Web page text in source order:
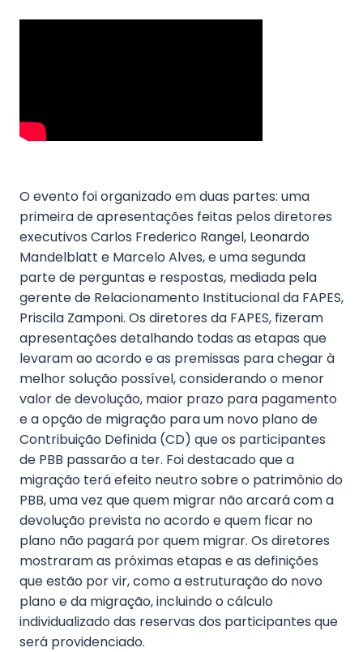
O evento foi organizado em duas partes: uma
primeira de apresentações feitas pelos diretores
executivos Carlos Frederico Rangel, Leonardo
Mandelblatt e Marcelo Alves, e uma segunda
parte de perguntas e respostas, mediada pela
gerente de Relacionamento Institucional da FAPES,
Priscila Zamponi. Os diretores da FAPES, fizeram
apresentações detalhando todas as etapas que
levaram ao acordo e as premissas para chegar à
melhor solução possível, considerando o menor
valor de devolução, maior prazo para pagamento
e a opção de migração para um novo plano de
Contribuição Definida (CD) que os participantes
de PBB passarão a ter. Foi destacado que a
migração terá efeito neutro sobre o patrimônio do
PBB, uma vez que quem migrar não arcará com a
devolução prevista no acordo e quem ficar no
plano não pagará por quem migrar. Os diretores
mostraram as próximas etapas e as definições
que estão por vir, como a estruturação do novo
plano e da migração, incluindo o cálculo
individualizado das reservas dos participantes que
será providenciado.